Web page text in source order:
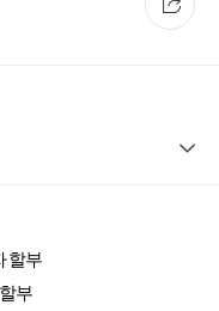
할부
부